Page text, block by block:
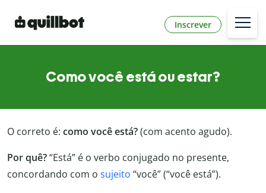
Inscrever
Como você está ou estar?
O correto é: como você está?(com acento agudo).
Por quê?“Está” é o verbo conjugado no presente,
concordando com o sujeito “você” (“você está”).